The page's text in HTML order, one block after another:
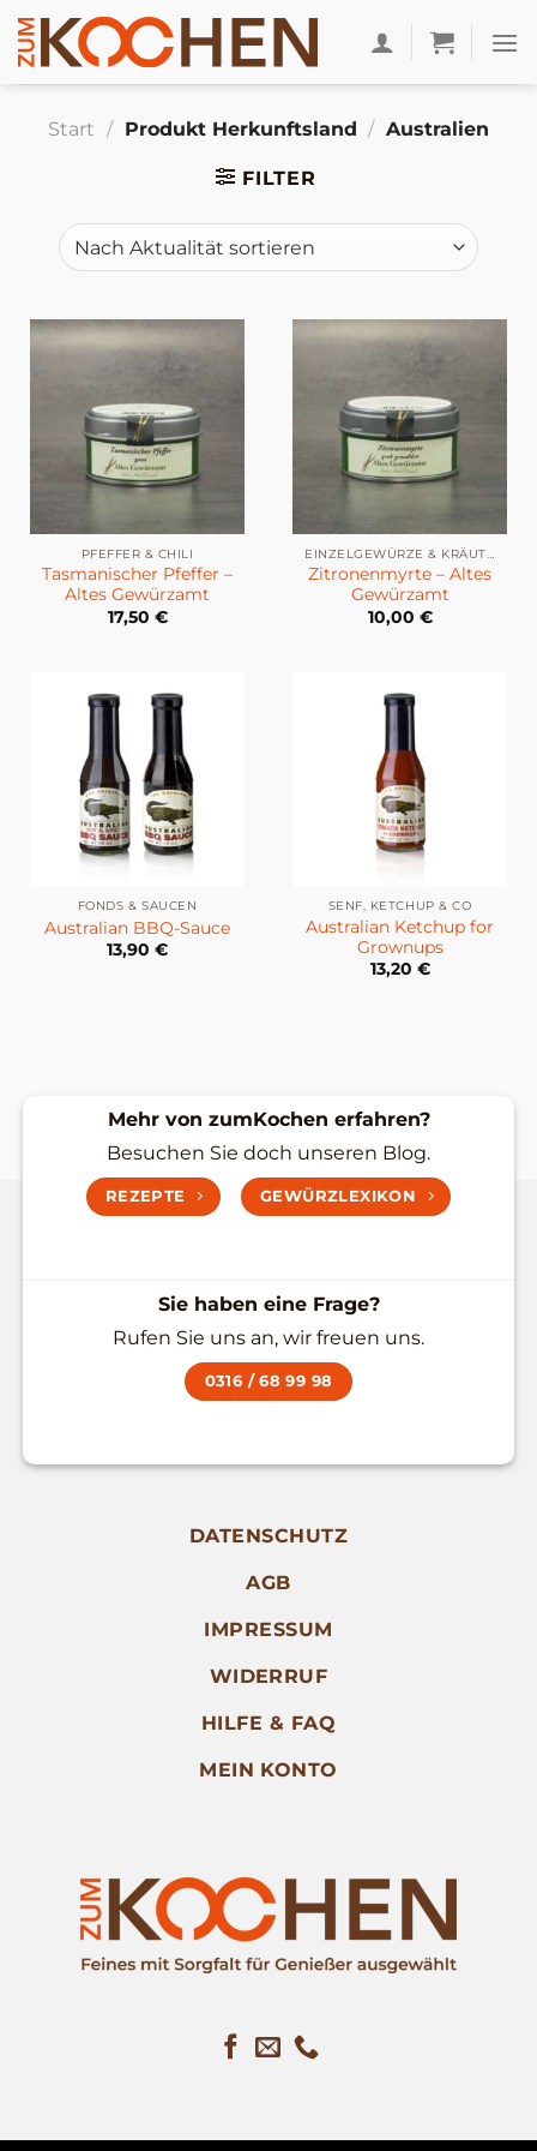
Zum
Inhalt
springen
Start / Produkt Herkunftsland / Australien
FILTER
PFEFFER & CHILI
Tasmanischer Pfeffer –
Altes Gewürzamt
17,50 €
EINZELGEWÜRZE & KRÄUTER
Zitronenmyrte – Altes
Gewürzamt
10,00 €
FONDS & SAUCEN
Australian BBQ-Sauce
13,90 €
SENF, KETCHUP & CO
Australian Ketchup for
Grownups
13,20 €
Mehr von zumKochen erfahren?
Besuchen Sie doch unseren Blog.
REZEPTE GEWÜRZLEXIKON
Sie haben eine Frage?
Rufen Sie uns an, wir freuen uns.
0316 / 68 99 98
DATENSCHUTZ
AGB
IMPRESSUM
WIDERRUF
HILFE & FAQ
MEIN KONTO